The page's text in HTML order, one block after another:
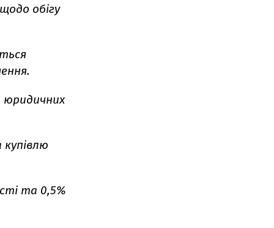
обігу
юридичних
та 0,5%